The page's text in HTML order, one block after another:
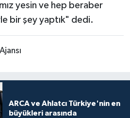
yesin ve hep beraber
bir şey yaptık" dedi.
ARCA ve Ahlatcı Türkiye'nin en
büyükleri arasında